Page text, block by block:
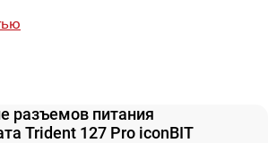
разъемов питания
Trident 127 Pro iconBIT